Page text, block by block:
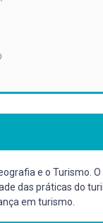
e o Turismo.
das práticas do
em turismo.